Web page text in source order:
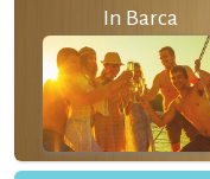
In Barca